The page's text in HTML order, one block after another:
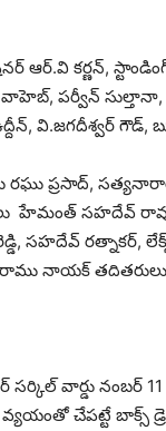
కర్ణన్,
వాహెబ్, పర్వీన్
వి.జగదీశ్వర్ గౌడ్,
ప్రసాద్,
సహదేవ్ రావు,
సహదేవ్ రత్నాకర్,
రాము నాయక్ తదితరులు
వార్డు నంబర్ 11
చేపట్టే బాక్స్